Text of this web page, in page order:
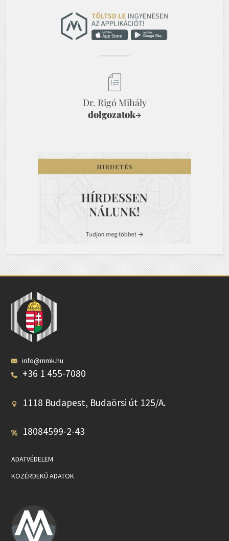
Dr. Rigó Mihály
dolgozatok→
info@mmk.hu
+36 1 455-7080
1118 Budapest, Budaörsi út 125/A.
18084599-2-43
ADATVÉDELEM
KÖZÉRDEKŰ ADATOK